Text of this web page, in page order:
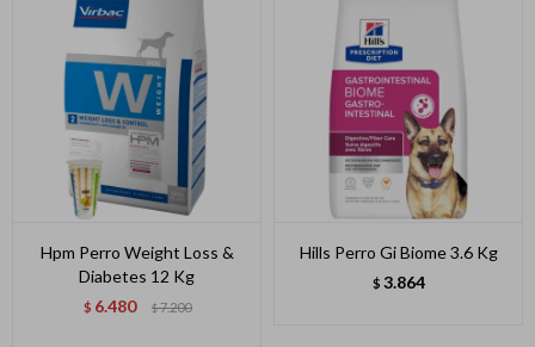
Hpm Perro Weight Loss &
Diabetes 12 Kg
$ 6.480 $7.200
Hills Perro Gi Biome 3.6 Kg
$ 3.864